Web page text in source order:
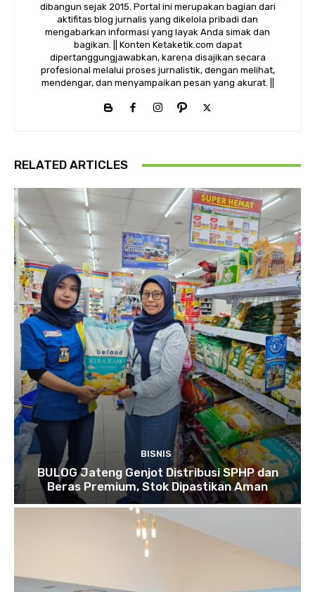
dibangun sejak 2015. Portal ini merupakan bagian dari
aktifitas blog jurnalis yang dikelola pribadi dan
mengabarkan informasi yang layak Anda simak dan
bagikan. || Konten Ketaketik.com dapat
dipertanggungjawabkan, karena disajikan secara
profesional melalui proses jurnalistik, dengan melihat,
mendengar, dan menyampaikan pesan yang akurat. ||
RELATED ARTICLES
BISNIS
BULOG Jateng Genjot Distribusi SPHP dan
Beras Premium, Stok Dipastikan Aman